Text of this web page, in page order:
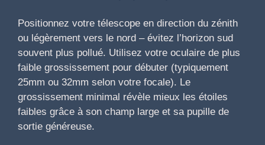
Positionnez votre télescope en direction du zénith
ou légèrement vers le nord – évitez l’horizon sud
souvent plus pollué. Utilisez votre oculaire de plus
faible grossissement pour débuter (typiquement
25mm ou 32mm selon votre focale). Le
grossissement minimal révèle mieux les étoiles
faibles grâce à son champ large et sa pupille de
sortie généreuse.